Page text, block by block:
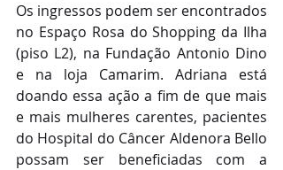
Os ingressos podem ser encontrados
no Espaço Rosa do Shopping da Ilha
(piso L2), na Fundação Antonio Dino
e na loja Camarim. Adriana está
doando essa ação a fim de que mais
e mais mulheres carentes, pacientes
do Hospital do Câncer Aldenora Bello
possam ser beneficiadas com a